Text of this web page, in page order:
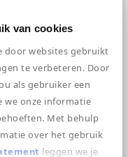
van cookies
door websites gebruikt
te verbeteren. Door
als gebruiker een
we onze informatie
Met behulp
over het gebruik
leggen we je